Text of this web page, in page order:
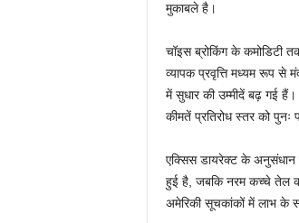
मुकाबले है।
चॉइस ब्रोकिंग के कमोडिटी
व्यापक प्रवृत्ति मध्यम रूप से
में सुधार की उम्मीदें बढ़ गई
कीमतें प्रतिरोध स्तर को पुनः
एक्सिस डायरेक्ट के अनुसंधान
हुई है, जबकि नरम कच्चे तेल
अमेरिकी सूचकांकों में लाभ